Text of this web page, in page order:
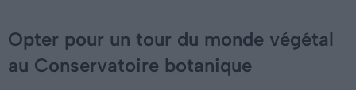
Opter pour un tour du monde végétal
au Conservatoire botanique